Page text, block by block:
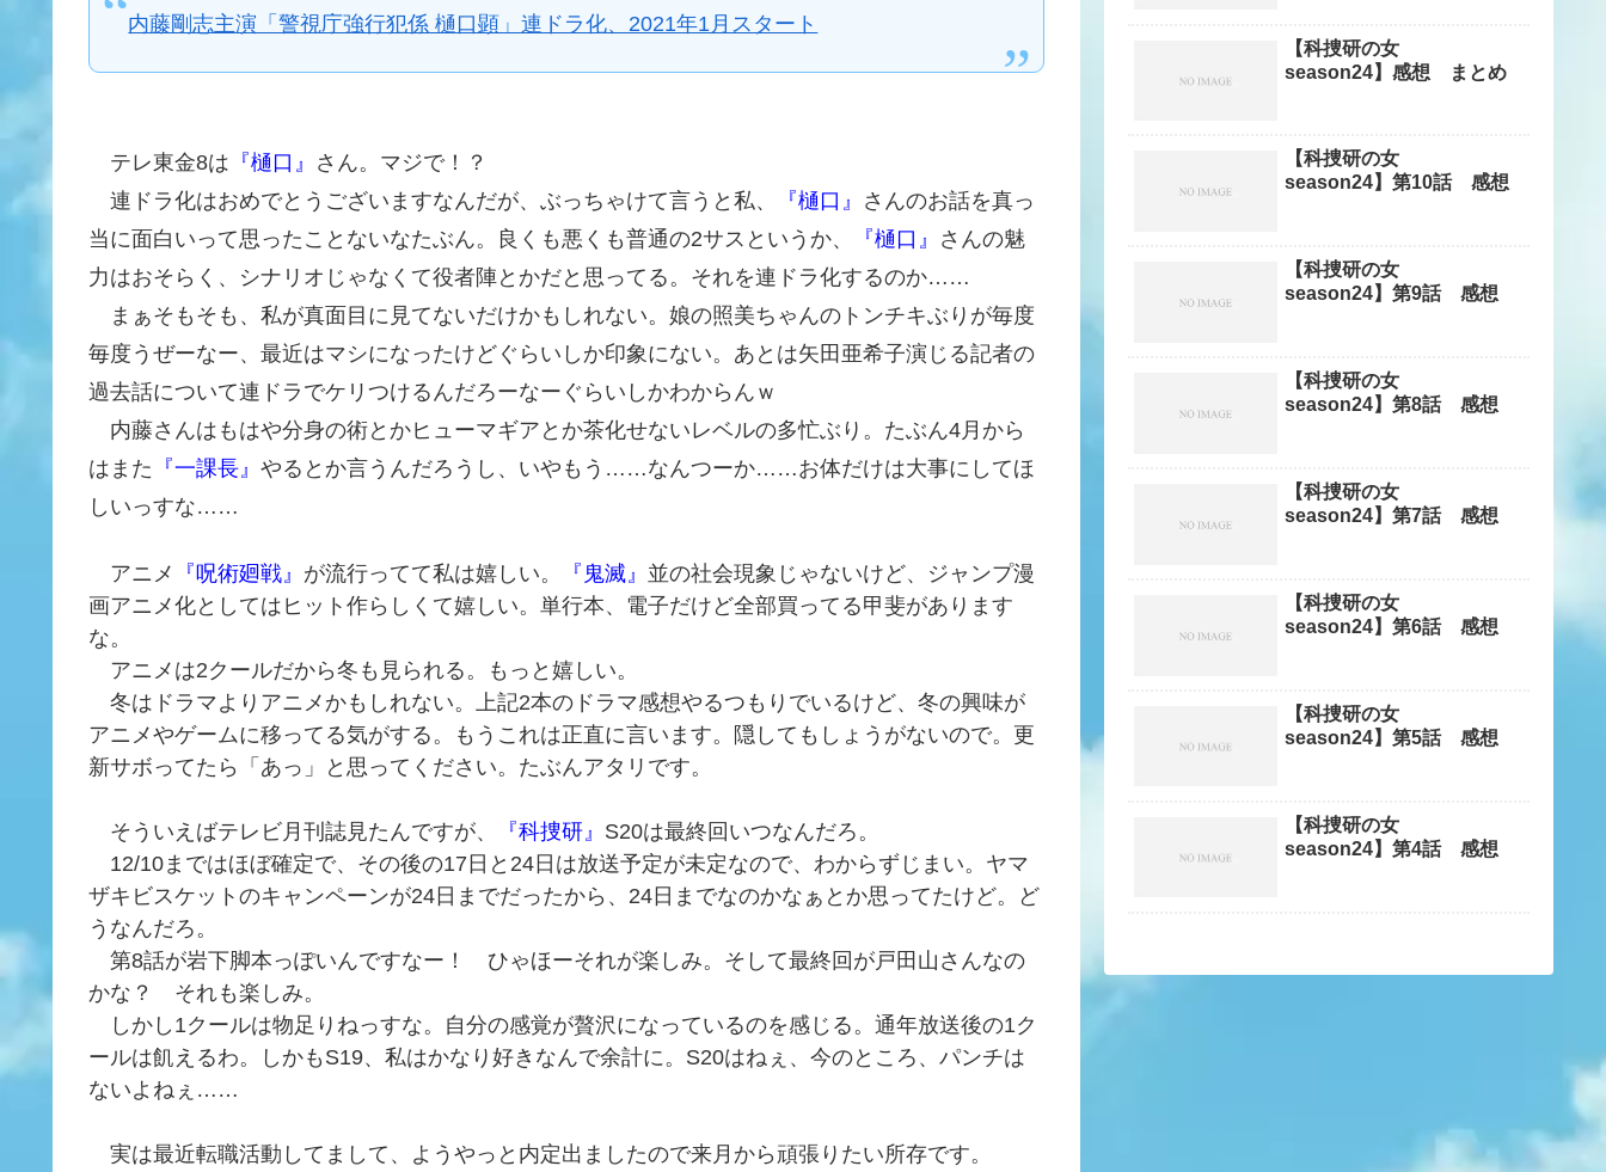
内藤剛志主演「警視庁強行犯係 樋口顕」連ドラ化、2021年1月スタート
テレ東金8は 『樋口』 さん。マジで！？
連ドラ化はおめでとうございますなんだが、ぶっちゃけて言うと私、
『樋口』 さんのお話を真っ
当に面白いって思ったことないなたぶん。良くも悪くも普通の2サスというか、
『樋口』 さんの魅
力はおそらく、シナリオじゃなくて役者陣とかだと思ってる。それを連ドラ化するのか……
まぁそもそも、私が真面目に見てないだけかもしれない。娘の照美ちゃんのトンチキぶりが毎度
毎度うぜーなー、最近はマシになったけどぐらいしか印象にない。あとは矢田亜希子演じる記者の
過去話について連ドラでケリつけるんだろーなーぐらいしかわからんｗ
内藤さんはもはや分身の術とかヒューマギアとか茶化せないレベルの多忙ぶり。たぶん4月から
はまた 『一課長』 やるとか言うんだろうし、いやもう……なんつーか……お体だけは大事にしてほ
しいっすな……
アニメ 『呪術廻戦』 が流行ってて私は嬉しい。 『鬼滅』 並の社会現象じゃないけど、ジャンプ漫
画アニメ化としてはヒット作らしくて嬉しい。単行本、電子だけど全部買ってる甲斐があります
な。
アニメは2クールだから冬も見られる。もっと嬉しい。
冬はドラマよりアニメかもしれない。上記2本のドラマ感想やるつもりでいるけど、冬の興味が
アニメやゲームに移ってる気がする。もうこれは正直に言います。隠してもしょうがないので。更
新サボってたら「あっ」と思ってください。たぶんアタリです。
そういえばテレビ月刊誌見たんですが、 『科捜研』 S20は最終回いつなんだろ。
12/10まではほぼ確定で、その後の17日と24日は放送予定が未定なので、わからずじまい。ヤマ
ザキビスケットのキャンペーンが24日までだったから、24日までなのかなぁとか思ってたけど。ど
うなんだろ。
第8話が岩下脚本っぽいんですなー！ ひゃほーそれが楽しみ。そして最終回が戸田山さんなの
かな？ それも楽しみ。
しかし1クールは物足りねっすな。自分の感覚が贅沢になっているのを感じる。通年放送後の1ク
ールは飢えるわ。しかもS19、私はかなり好きなんで余計に。S20はねぇ、今のところ、パンチは
ないよねぇ……
実は最近転職活動してまして、ようやっと内定出ましたので来月から頑張りたい所存です。
【科捜研の女
season24】感想 まとめ
【科捜研の女
season24】第10話 感想
【科捜研の女
season24】第9話 感想
【科捜研の女
season24】第8話 感想
【科捜研の女
season24】第7話 感想
【科捜研の女
season24】第6話 感想
【科捜研の女
season24】第5話 感想
【科捜研の女
season24】第4話 感想